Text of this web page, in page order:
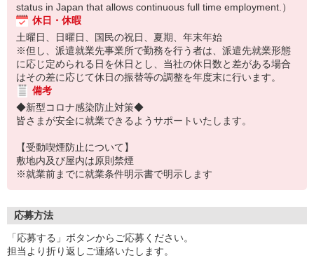
status in Japan that allows continuous full time employment.）
休日・休暇
土曜日、日曜日、国民の祝日、夏期、年末年始
※但し、派遣就業先事業所で勤務を行う者は、派遣先就業形態
に応じ定められる日を休日とし、当社の休日数と差がある場合
はその差に応じて休日の振替等の調整を年度末に行います。
備考
◆新型コロナ感染防止対策◆
皆さまが安全に就業できるようサポートいたします。
【受動喫煙防止について】
敷地内及び屋内は原則禁煙
※就業前までに就業条件明示書で明示します
応募方法
「応募する」ボタンからご応募ください。
担当より折り返しご連絡いたします。